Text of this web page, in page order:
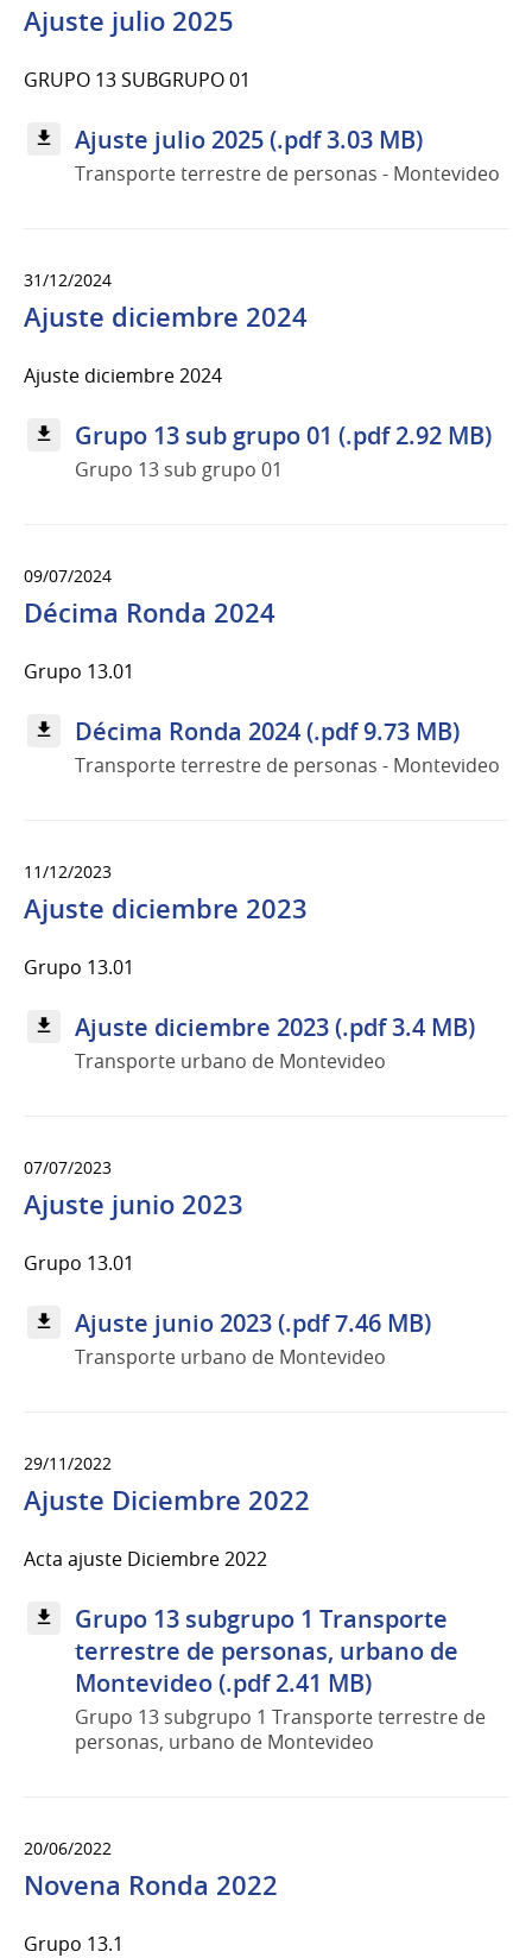
Ajuste julio 2025
GRUPO 13 SUBGRUPO 01
Ajuste julio 2025 (.pdf 3.03 MB)
Transporte terrestre de personas - Montevideo
31/12/2024
Ajuste diciembre 2024
Ajuste diciembre 2024
Grupo 13 sub grupo 01 (.pdf 2.92 MB)
Grupo 13 sub grupo 01
09/07/2024
Décima Ronda 2024
Grupo 13.01
Décima Ronda 2024 (.pdf 9.73 MB)
Transporte terrestre de personas - Montevideo
11/12/2023
Ajuste diciembre 2023
Grupo 13.01
Ajuste diciembre 2023 (.pdf 3.4 MB)
Transporte urbano de Montevideo
07/07/2023
Ajuste junio 2023
Grupo 13.01
Ajuste junio 2023 (.pdf 7.46 MB)
Transporte urbano de Montevideo
29/11/2022
Ajuste Diciembre 2022
Acta ajuste Diciembre 2022
Grupo 13 subgrupo 1 Transporte
terrestre de personas, urbano de
Montevideo (.pdf 2.41 MB)
Grupo 13 subgrupo 1 Transporte terrestre de
personas, urbano de Montevideo
20/06/2022
Novena Ronda 2022
Grupo 13.1